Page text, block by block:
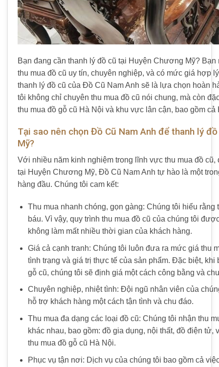
Bạn đang cần thanh lý đồ cũ tại Huyện Chương Mỹ?
thu mua đồ cũ uy tín, chuyên nghiệp, và có mức giá hợp
thanh lý đồ cũ của Đồ Cũ Nam Anh sẽ là lựa chọn hoàn
tôi không chỉ chuyên thu mua đồ cũ nói chung, mà còn
thu mua đồ gỗ cũ Hà Nội và khu vực lân cận, bao gồm
Tại sao nên chọn Đồ Cũ Nam Anh để thanh lý
Mỹ?
Với nhiều năm kinh nghiệm trong lĩnh vực thu mua đồ cũ,
tại Huyện Chương Mỹ, Đồ Cũ Nam Anh tự hào là một
hàng đầu. Chúng tôi cam kết:
Thu mua nhanh chóng, gọn gàng: Chúng tôi hiểu
báu. Vì vậy, quy trình thu mua đồ cũ của chúng tôi
không làm mất nhiều thời gian của khách hàng.
Giá cả cạnh tranh: Chúng tôi luôn đưa ra mức giá thu
tình trạng và giá trị thực tế của sản phẩm. Đặc biệt, khi
gỗ cũ, chúng tôi sẽ định giá một cách công bằng và
Chuyên nghiệp, nhiệt tình: Đội ngũ nhân viên của
hỗ trợ khách hàng một cách tận tình và chu đáo.
Thu mua đa dạng các loại đồ cũ: Chúng tôi nhận thu
khác nhau, bao gồm: đồ gia dụng, nội thất, đồ điện tử,
thu mua đồ gỗ cũ Hà Nội.
Phục vụ tận nơi: Dịch vụ của chúng tôi bao gồm cả